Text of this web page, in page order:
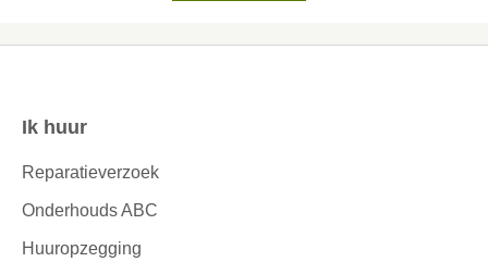
Contactinformatie
Ik huur
Reparatieverzoek
Onderhouds ABC
Huuropzegging